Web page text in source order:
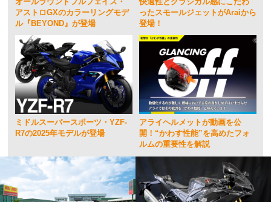
アストロGXのカラーリングモデ
ル『BEYOND』が登場
ったスモールジェットがAraiから
登場！
ミドルスーパースポーツ・YZF-
R7の2025年モデルが登場
アライヘルメットが動画を公
開！“かわす性能”を高めたフォ
ルムの重要性を解説